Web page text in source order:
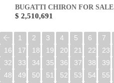
BUGATTI CHIRON FOR SALE
$ 2,510,691
1 2 3 4 5 6 7
16
17 18 19 20 21 22 23
32
33 34 35 36 37 38 39
48
49 50 51 52 53 54 55